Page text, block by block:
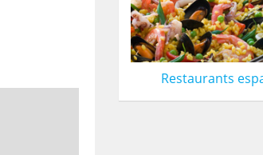
Restaurants